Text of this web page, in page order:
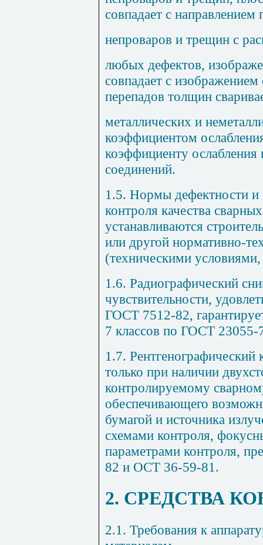
совпадает с направлением
непроваров и трещин с
любых дефектов,
совпадает с
перепадов толщин
металлических и
коэффициентом
коэффициенту ослабления
соединений.
1.5. Нормы дефектности и
контроля качества
устанавливаются
или другой нормативно-
(техническими
1.6. Радиографический
чувствительности,
ГОСТ 7512-82,
7 классов по ГОСТ 23055-
1.7. Рентгенографический
только при наличии
контролируемому
обеспечивающего
бумагой и источника
схемами контроля,
параметрами контроля,
82 и ОСТ 36-59-81.
2. СРЕДСТВА
2.1. Требования к